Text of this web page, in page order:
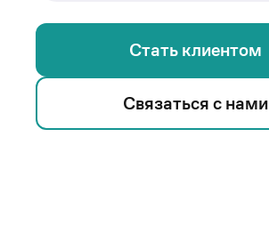
Стать клиентом
Связаться с нами